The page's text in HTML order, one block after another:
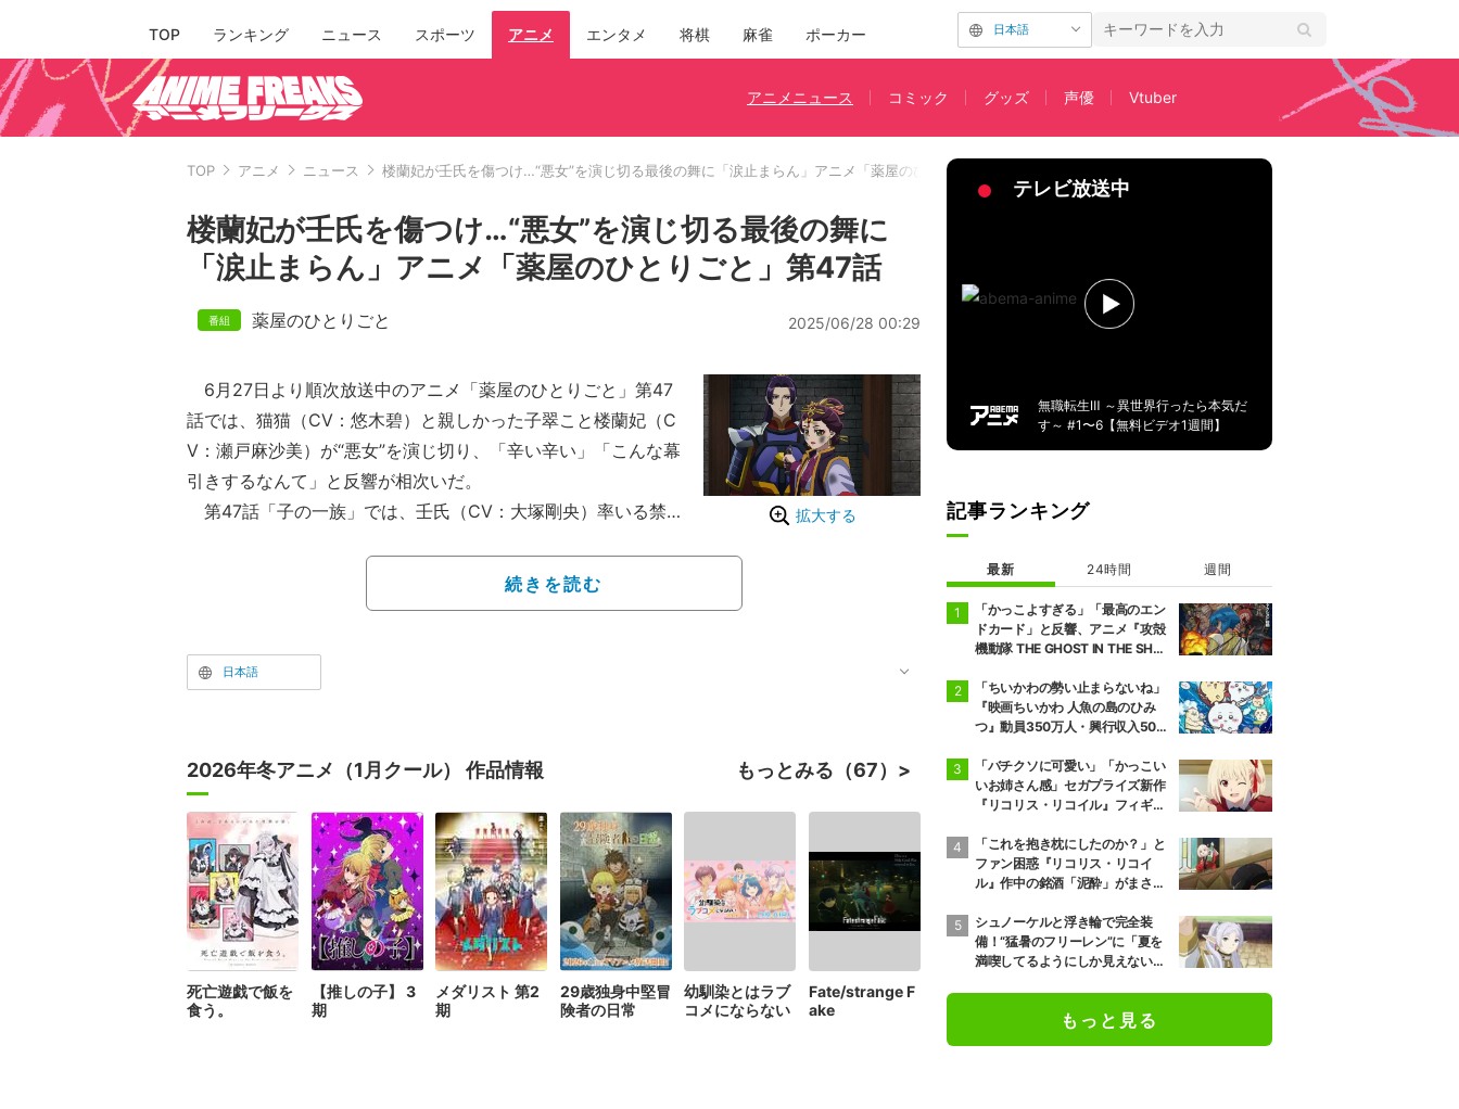
TOP ランキング ニュース スポーツ アニメ エンタメ 将棋 麻雀 ポーカー 日本語
アニメニュース コミック グッズ 声優 Vtuber
TOP アニメ ニュース 楼蘭妃が壬氏を傷つけ…“悪女”を演じ切る最後の舞に「涙止まらん」アニメ「薬屋のひとりごと」第47話
楼蘭妃が壬氏を傷つけ…“悪女”を演じ切る最後の舞に
「涙止まらん」アニメ「薬屋のひとりごと」第47話
薬屋のひとりごと 2025/06/28 00:29
拡大する
6月27日より順次放送中のアニメ「薬屋のひとりごと」第47
話では、猫猫（CV：悠木碧）と親しかった子翠こと楼蘭妃（C
V：瀬戸麻沙美）が“悪女”を演じ切り、「辛い辛い」「こんな幕
引きするなんて」と反響が相次いだ。
第47話「子の一族」では、壬氏（CV：大塚剛央）率いる禁
蘭妃が壬氏を脅して、母・神美（CV：深見梨加）と姉・翠苓
（CV：名塚佳織）がいる部屋に連れていった。楼蘭妃はそこで
があえて逆賊として謀反を起こした経緯を明かした。
続きを読む
日本語
2026年冬アニメ（1月クール） 作品情報 もっとみる（67）
死亡遊戯で飯を
食う。
【推しの子】 3
期
メダリスト 第2
期
29歳独身中堅冒
険者の日常
幼馴染とはラブ
コメにならない
Fate/strange F
ake
テレビ放送中
無職転生Ⅲ ～異世界行ったら本気だ
す～ #1〜6【無料ビデオ1週間】
記事ランキング
最新 24時間 週間
「かっこよすぎる」「最高のエン
ドカード」と反響、アニメ『攻殻
機動隊 THE GHOST IN THE SHEL
「ちいかわの勢い止まらないね」
『映画ちいかわ 人魚の島のひみ
つ』動員350万人・興行収入50億
「バチクソに可愛い」「かっこい
いお姉さん感」セガプライズ新作
『リコリス・リコイル』フィギュ
「これを抱き枕にしたのか？」と
ファン困惑『リコリス・リコイ
ル』作中の銘酒「泥酔」がまさか
シュノーケルと浮き輪で完全装
備！“猛暑のフリーレン”に「夏を
満喫してるようにしか見えない」
もっと見る